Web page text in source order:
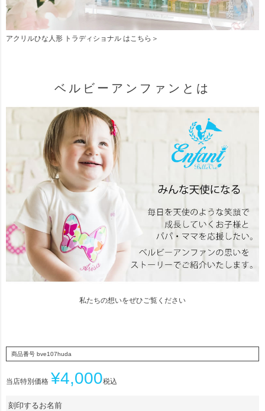
アクリルひな人形 トラディショナル はこちら＞
ベルビーアンファンとは
私たちの想いをぜひご覧ください
商品番号 bve107huda
当店特別価格 ¥4,000税込
刻印するお名前